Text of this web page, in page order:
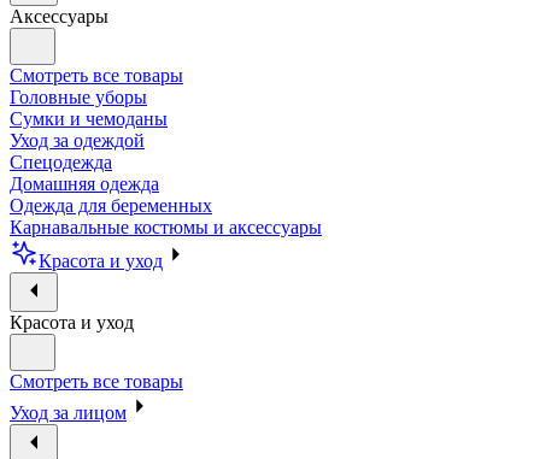
Аксессуары
Смотреть все товары
Головные уборы
Сумки и чемоданы
Уход за одеждой
Спецодежда
Домашняя одежда
Одежда для беременных
Карнавальные костюмы и аксессуары
Красота и уход
Красота и уход
Смотреть все товары
Уход за лицом